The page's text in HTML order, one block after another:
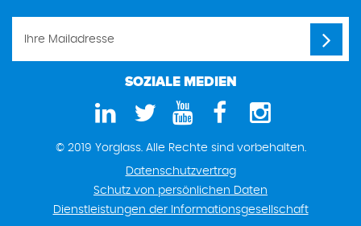
SOZIALE MEDIEN
© 2019 Yorglass. Alle Rechte sind vorbehalten.
Datenschutzvertrag
Schutz von persönlichen Daten
Dienstleistungen der Informationsgesellschaft